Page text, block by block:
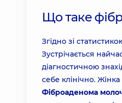
Що таке
Згідно зі
Зустрічається
діагностичною
себе клінічно.
Фіброаденома